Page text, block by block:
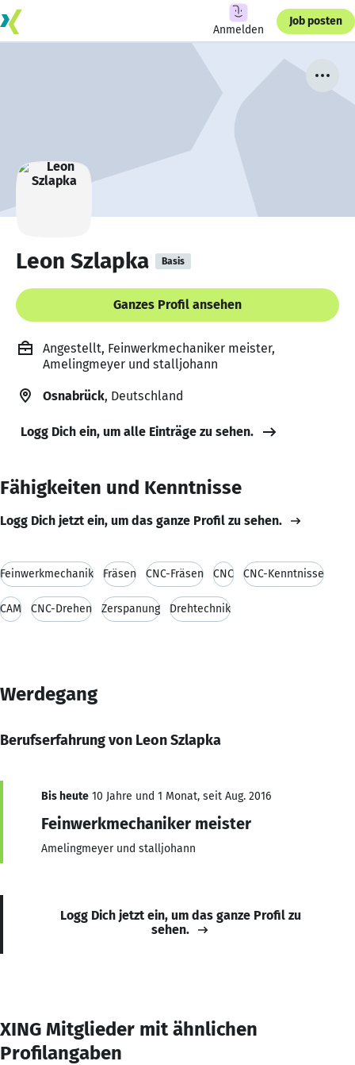
Anmelden
Job posten
Leon Szlapka Basis
Ganzes Profil ansehen
Angestellt, Feinwerkmechaniker meister,
Amelingmeyer und stalljohann
Osnabrück, Deutschland
Logg Dich ein, um alle Einträge zu sehen.
Fähigkeiten und Kenntnisse
Logg Dich jetzt ein, um das ganze Profil zu sehen.
Feinwerkmechanik Fräsen CNC-Fräsen CNC CNC-Kenntnisse
CAM CNC-Drehen Zerspanung Drehtechnik
Werdegang
Berufserfahrung von Leon Szlapka
Bis heute 10 Jahre und 1 Monat, seit Aug. 2016
Feinwerkmechaniker meister
Amelingmeyer und stalljohann
Logg Dich jetzt ein, um das ganze Profil zu
sehen.
XING Mitglieder mit ähnlichen
Profilangaben